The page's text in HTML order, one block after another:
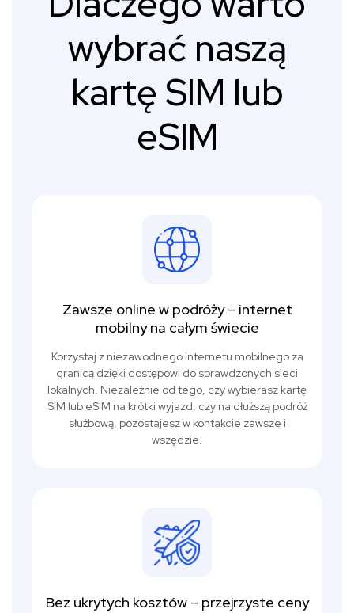
wybrać naszą
kartę SIM lub
eSIM
Zawsze online w podróży – internet
mobilny na całym świecie
Korzystaj z niezawodnego internetu mobilnego za
granicą dzięki dostępowi do sprawdzonych sieci
lokalnych. Niezależnie od tego, czy wybierasz kartę
SIM lub eSIM na krótki wyjazd, czy na dłuższą podróż
służbową, pozostajesz w kontakcie zawsze i
wszędzie.
Bez ukrytych kosztów – przejrzyste ceny